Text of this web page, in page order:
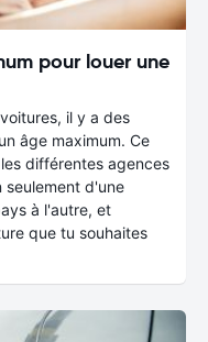
pour louer une
il y a des
âge maximum. Ce
différentes agences
seulement d'une
à l'autre, et
que tu souhaites